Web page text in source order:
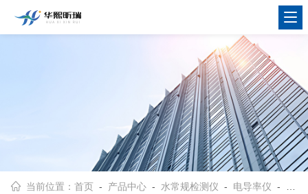
当前位置：首页 - 产品中心 - 水常规检测仪 - 电导率仪 - CON200型便携式电导率仪 大屏幕LCD显示